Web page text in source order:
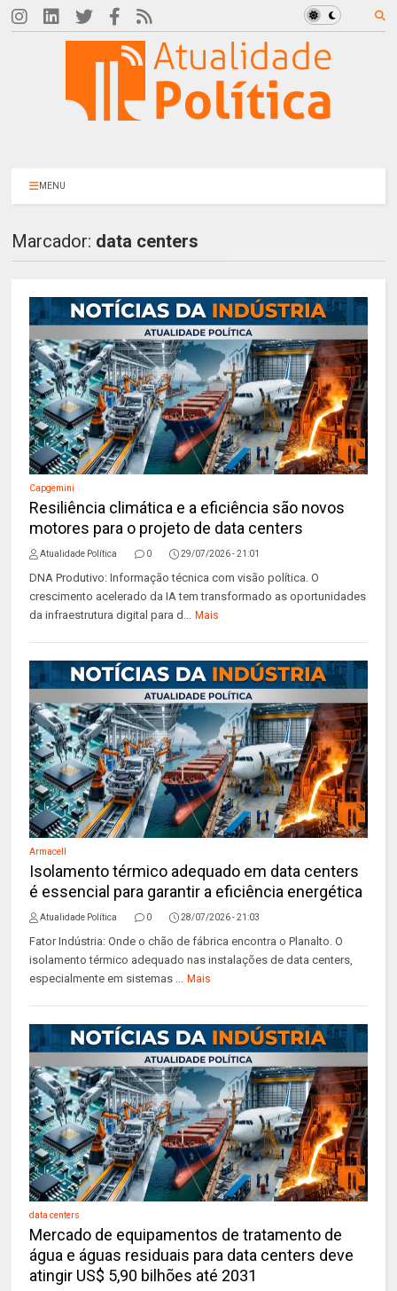
MENU
Marcador: data centers
Capgemini
Resiliência climática e a eficiência são novos
motores para o projeto de data centers
Atualidade Política 0 29/07/2026 - 21:01
DNA Produtivo: Informação técnica com visão política. O
crescimento acelerado da IA tem transformado as oportunidades
da infraestrutura digital para d... Mais
Armacell
Isolamento térmico adequado em data centers
é essencial para garantir a eficiência energética
Atualidade Política 0 28/07/2026 - 21:03
Fator Indústria: Onde o chão de fábrica encontra o Planalto. O
isolamento térmico adequado nas instalações de data centers,
especialmente em sistemas ... Mais
data centers
Mercado de equipamentos de tratamento de
água e águas residuais para data centers deve
atingir US$ 5,90 bilhões até 2031